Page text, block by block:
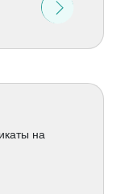
на